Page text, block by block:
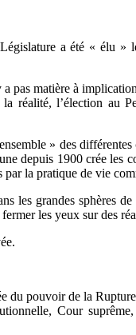
a été « élu
pas matière à
l’élection au
» des
depuis 1900 crée les
la pratique de vie
les grandes sphères
les yeux sur des
du pouvoir de la
Cour